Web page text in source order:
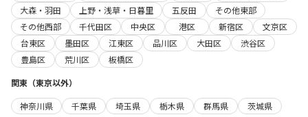
大森・羽田
上野・浅草・日暮里 五反田
その他東部
その他西部
千代田区 中央区 港区 新宿区
文京区
台東区
墨田区 江東区 品川区 大田区
渋谷区
豊島区
荒川区
板橋区
関東（東京以外）
神奈川県
千葉県 埼玉県 栃木県 群馬県
茨城県